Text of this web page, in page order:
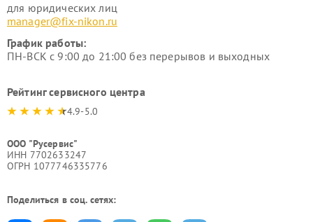
для юридических лиц
manager@fix-nikon.ru
График работы:
ПН-ВСК с 9:00 до 21:00 без перерывов и выходных
Рейтинг сервисного центра
4.9-5.0
ООО "Русервис"
ИНН 7702633247
ОГРН 1077746335776
Поделиться в соц. сетях: